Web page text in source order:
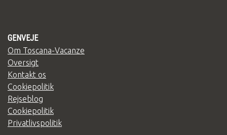
GENVEJE
Om Toscana-Vacanze
Oversigt
Kontakt os
Cookiepolitik
Rejseblog
Cookiepolitik
Privatlivspolitik